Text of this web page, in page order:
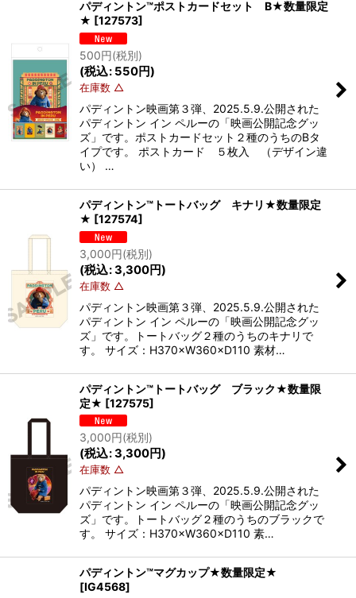
パディントン™ポストカードセット B★数量限定
★ [127573]
500円(税別)
(税込: 550円)
在庫数 △
パディントン映画第３弾、2025.5.9.公開された
パディントン イン ペルーの「映画公開記念グッ
ズ」です。ポストカードセット２種のうちのBタ
イプです。 ポストカード ５枚入 （デザイン違
い） …
パディントン™トートバッグ キナリ★数量限定
★ [127574]
3,000円(税別)
(税込:3,300円)
在庫数 △
パディントン映画第３弾、2025.5.9.公開された
パディントン イン ペルーの「映画公開記念グッ
ズ」です。トートバッグ２種のうちのキナリで
す。 サイズ：H370×W360×D110 素材…
パディントン™トートバッグ ブラック★数量限
定★ [127575]
3,000円(税別)
(税込:3,300円)
在庫数 △
パディントン映画第３弾、2025.5.9.公開された
パディントン イン ペルーの「映画公開記念グッ
ズ」です。トートバッグ２種のうちのブラックで
す。 サイズ：H370×W360×D110 素…
パディントン™マグカップ★数量限定★
[IG4568]